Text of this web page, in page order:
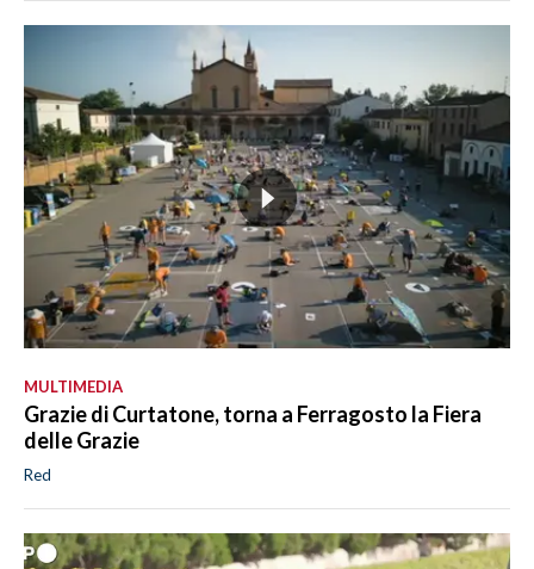
MULTIMEDIA
Grazie di Curtatone, torna a Ferragosto la Fiera
delle Grazie
Red